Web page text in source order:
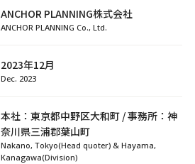
ANCHOR PLANNING株式会社
ANCHOR PLANNING Co., Ltd.
2023年12月
Dec. 2023
本社：東京都中野区大和町 / 事務所：神
奈川県三浦郡葉山町
Nakano, Tokyo(Head quoter) & Hayama,
Kanagawa(Division)